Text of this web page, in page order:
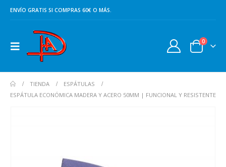
ENVÍO GRATIS SI COMPRAS 60€ O MÁS.
0
TIENDA
ESPÁTULAS
ESPÁTULA ECONÓMICA MADERA Y ACERO 50MM | FUNCIONAL Y RESISTENTE